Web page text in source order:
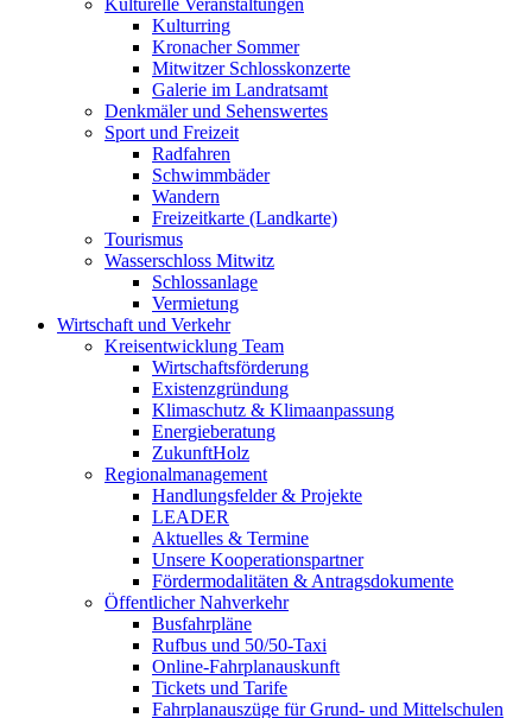
Kulturelle Veranstaltungen
Kulturring
Kronacher Sommer
Mitwitzer Schlosskonzerte
Galerie im Landratsamt
Denkmäler und Sehenswertes
Sport und Freizeit
Radfahren
Schwimmbäder
Wandern
Freizeitkarte (Landkarte)
Tourismus
Wasserschloss Mitwitz
Schlossanlage
Vermietung
Wirtschaft und Verkehr
Kreisentwicklung Team
Wirtschaftsförderung
Existenzgründung
Klimaschutz & Klimaanpassung
Energieberatung
ZukunftHolz
Regionalmanagement
Handlungsfelder & Projekte
LEADER
Aktuelles & Termine
Unsere Kooperationspartner
Fördermodalitäten & Antragsdokumente
Öffentlicher Nahverkehr
Busfahrpläne
Rufbus und 50/50-Taxi
Online-Fahrplanauskunft
Tickets und Tarife
Fahrplanauszüge für Grund- und Mittelschulen